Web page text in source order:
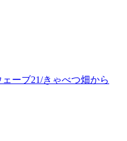
ェーブ21/きゃべつ畑から